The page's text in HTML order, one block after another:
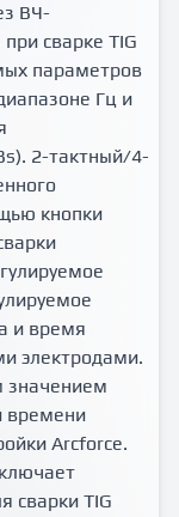
ВЧ-
сварке ТIG
параметров
Гц и
2-тактный/4-
кнопки
и время
электродами.
значением
времени
Arcforce.
сварки TIG